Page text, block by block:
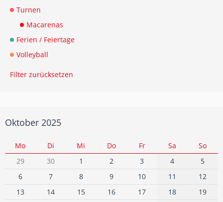
Turnen
Macarenas
Ferien / Feiertage
Volleyball
Filter zurücksetzen
Oktober 2025
Mo Di Mi Do Fr Sa
So
29
30 1 2 3 4
5
6
7 8 9 10 11
12
13
14 15 16 17 18
19